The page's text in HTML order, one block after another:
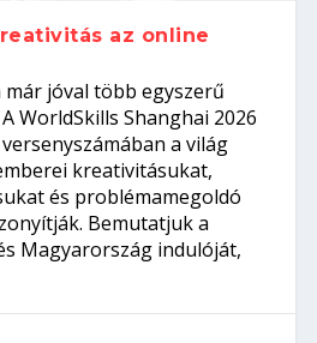
az online
már jóval több egyszerű
WorldSkills Shanghai 2026
a világ
kreativitásukat,
és problémamegoldó
Bemutatjuk a
Magyarország indulóját,